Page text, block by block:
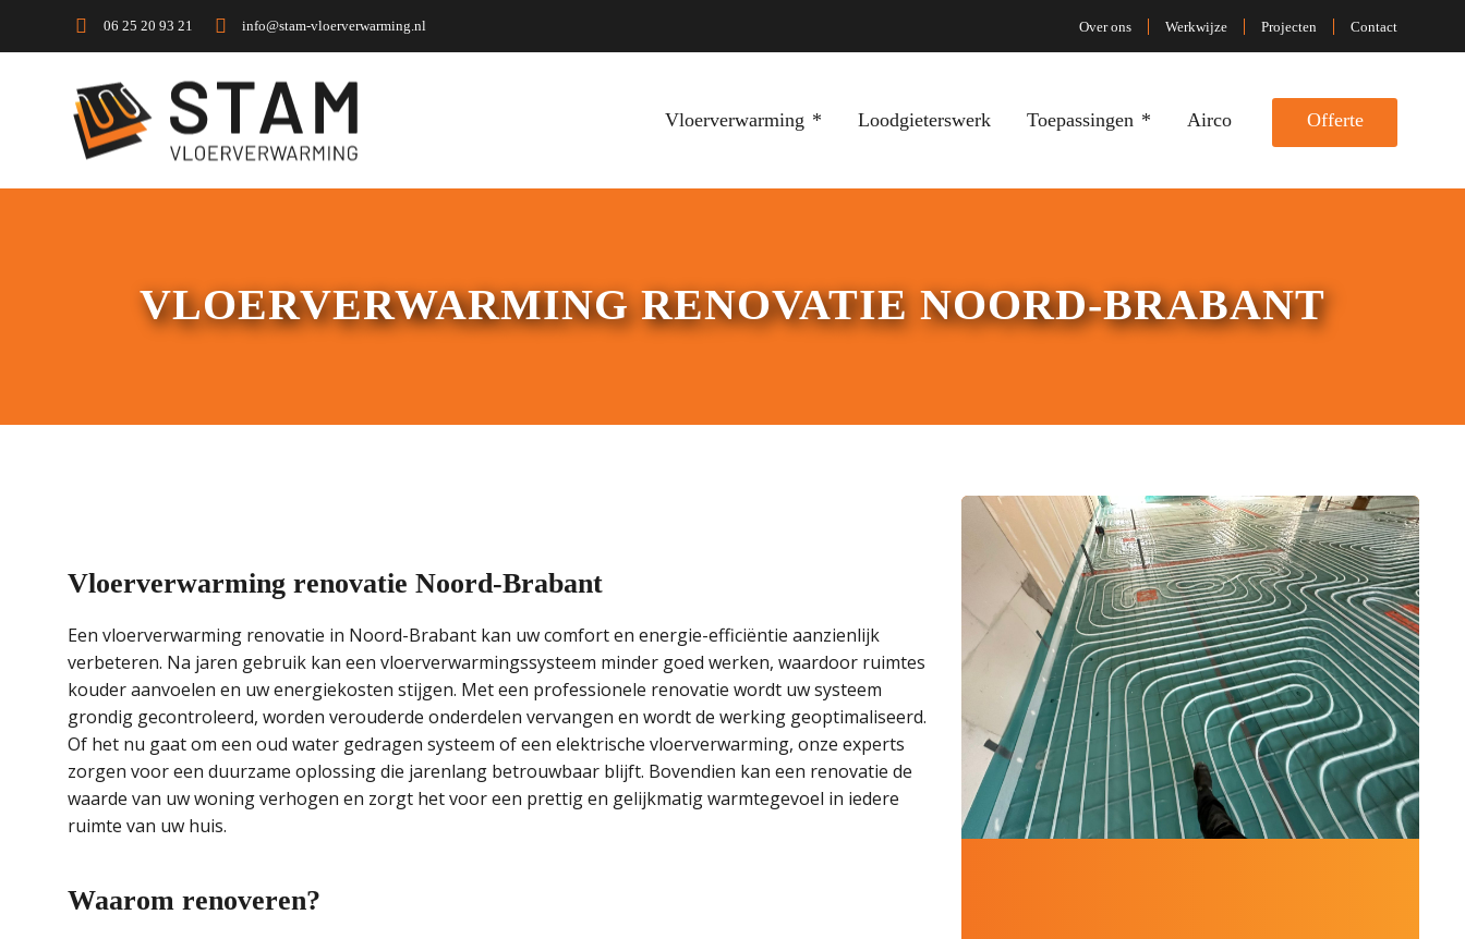
06 25 20 93 21 info@stam-vloerverwarming.nl Over ons Werkwijze Projecten Contact
Vloerverwarming Loodgieterswerk Toepassingen Airco Offerte
VLOERVERWARMING RENOVATIE NOORD-BRABANT
Vloerverwarming renovatie Noord-Brabant
Een vloerverwarming renovatie in Noord-Brabant kan uw comfort en energie-efficiëntie aanzienlijk
verbeteren. Na jaren gebruik kan een vloerverwarmingssysteem minder goed werken, waardoor ruimtes
kouder aanvoelen en uw energiekosten stijgen. Met een professionele renovatie wordt uw systeem
grondig gecontroleerd, worden verouderde onderdelen vervangen en wordt de werking geoptimaliseerd.
Of het nu gaat om een oud water gedragen systeem of een elektrische vloerverwarming, onze experts
zorgen voor een duurzame oplossing die jarenlang betrouwbaar blijft. Bovendien kan een renovatie de
waarde van uw woning verhogen en zorgt het voor een prettig en gelijkmatig warmtegevoel in iedere
ruimte van uw huis.
Waarom renoveren?